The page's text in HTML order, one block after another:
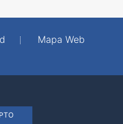
Mapa Web